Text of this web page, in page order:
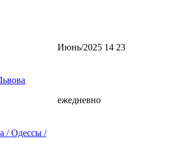
Июнь/2025 14 23
ежедневно
/ Одессы /